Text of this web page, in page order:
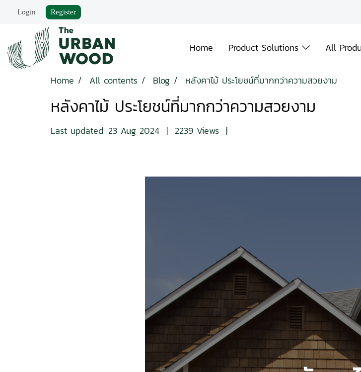
Login Register
Home Product Solutions All
Home All contents Blog หลังคาไม้ ประโยชน์ที่มากกว่าความสวยงาม
หลังคาไม้ ประโยชน์ที่มากกว่าความสวยงาม
Last updated: 23 Aug 2024 | 2239 Views |